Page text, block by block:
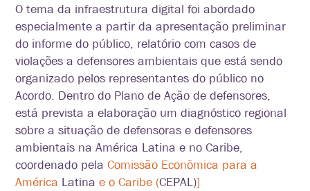
O tema da infraestrutura digital foi abordado
especialmente a partir da apresentação preliminar
do informe do público, relatório com casos de
violações a defensores ambientais que está sendo
organizado pelos representantes do público no
Acordo. Dentro do Plano de Ação de defensores,
está prevista a elaboração um diagnóstico regional
sobre a situação de defensoras e defensores
ambientais na América Latina e no Caribe,
coordenado pelaComissão Econômica para a
América Latinae o Caribe (CEPAL)]